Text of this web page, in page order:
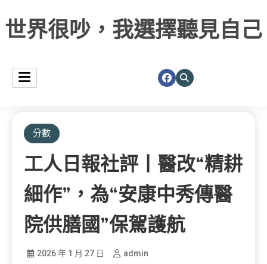
世界很吵，我選擇聽見自己
分數
工人日報社評丨醫改“精耕
細作”，為“安康中秀傳醫
院供膳國”保駕護航
2026 年 1 月 27 日 admin